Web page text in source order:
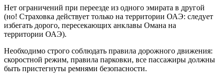
Нет ограничений при переезде из одного эмирата в другой
(но! Страховка действует только на территории ОАЭ: следует
избегать дорого, пересекающих анклавы Омана на
территории ОАЭ).
Необходимо строго соблюдать правила дорожного движения:
скоростной режим, правила парковки, все пассажиры должны
быть пристегнуты ремнями безопасности.